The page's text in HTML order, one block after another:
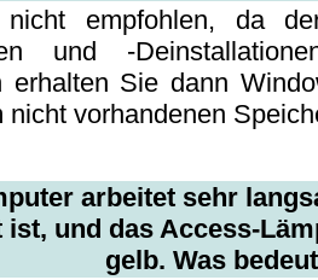
empfohlen, da
und -
erhalten Sie dann
nicht vorhandenen
arbeitet sehr
und das Access-
gelb. Was